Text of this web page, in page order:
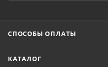
СПОСОБЫ ОПЛАТЫ
КАТАЛОГ